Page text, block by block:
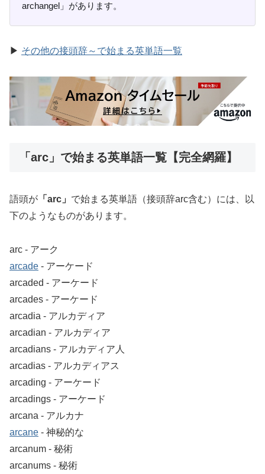
archangel」があります。
▶ その他の接頭辞～で始まる英単語一覧
「arc」で始まる英単語一覧【完全網羅】
語頭が 「arc」 で始まる英単語（接頭辞arc含む）には、以
下のようなものがあります。
arc ‐ アーク
arcade ‐ アーケード
arcaded ‐ アーケード
arcades ‐ アーケード
arcadia ‐ アルカディア
arcadian ‐ アルカディア
arcadians ‐ アルカディア人
arcadias ‐ アルカディアス
arcading ‐ アーケード
arcadings ‐ アーケード
arcana ‐ アルカナ
arcane ‐ 神秘的な
arcanum ‐ 秘術
arcanums ‐ 秘術